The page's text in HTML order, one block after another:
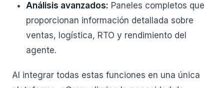
Análisis avanzados: Paneles completos que
proporcionan información detallada sobre
ventas, logística, RTO y rendimiento del
agente.
Al integrar todas estas funciones en una única